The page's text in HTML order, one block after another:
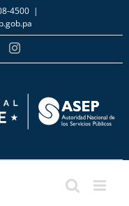
4500 |
Instagram